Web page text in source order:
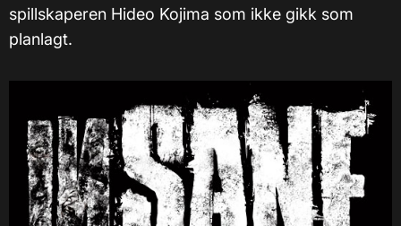
spillskaperen Hideo Kojima som ikke gikk som
planlagt.